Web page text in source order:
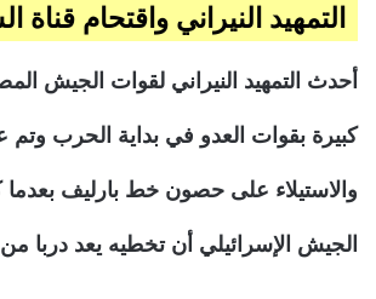
التمهيد النيراني واقتحام
أحدث التمهيد النيراني لقوات الجيش
كبيرة بقوات العدو في بداية الحرب وتم
والاستيلاء على حصون خط بارليف
الجيش الإسرائيلي أن تخطيه يعد دربا من